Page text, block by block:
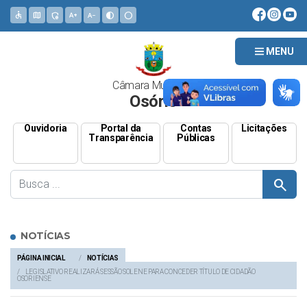
MENU
accessible map admin_panel_settings text_increase text_decrease contrast circle
Câmara Municipal
Osório
Ouvidoria
Portal da
Transparência
Contas
Públicas
Licitações
search
NOTÍCIAS
PÁGINA INICIAL
NOTÍCIAS
LEGISLATIVO REALIZARÁ SESSÃO SOLENE PARA CONCEDER TÍTULO DE CIDADÃO
OSORIENSE